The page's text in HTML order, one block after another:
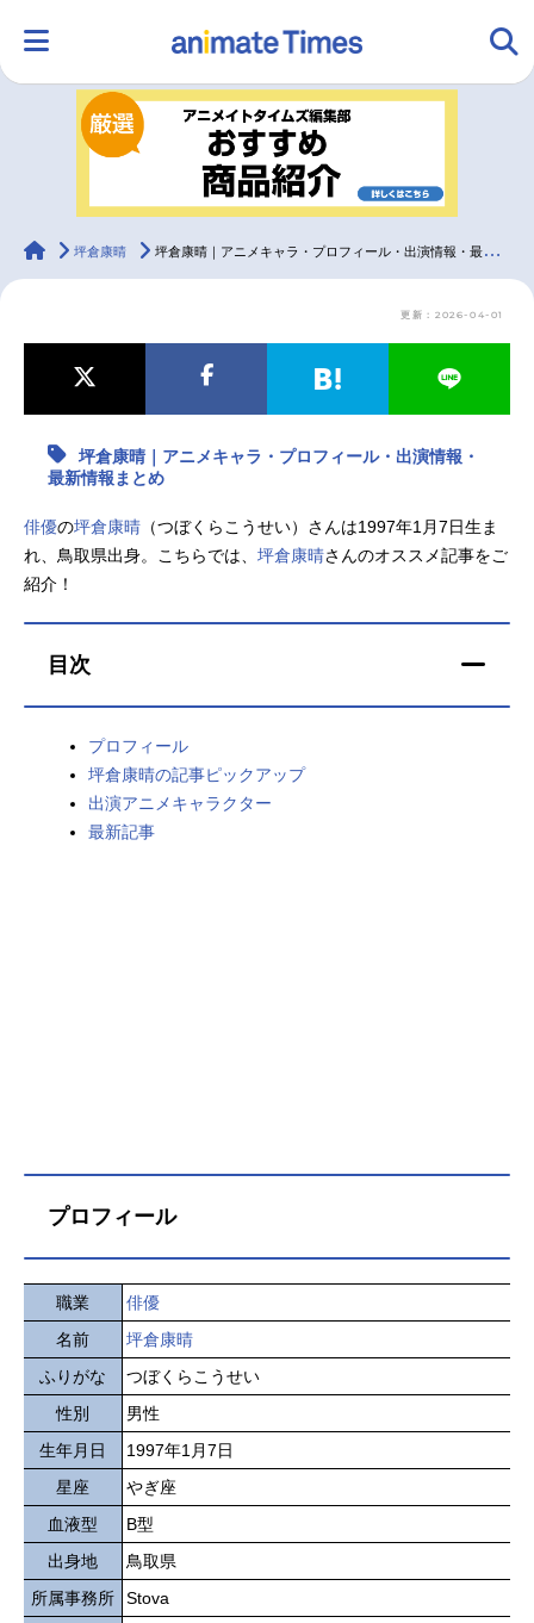
ランキング アニメ
ラジオ グッズ
最新記事一覧
アニメ記事一覧 声優記事一覧
アニメ映画一覧
今期アニメ曜日別一覧
春アニメ
男性声優/女性声優一覧
animateTimes
坪倉康晴 坪倉康晴｜アニメキャラ・プロフィール・出演情報・最新情報まとめ
更新：2026-04-01
坪倉康晴｜アニメキャラ・プロフィール・出演情報・
最新情報まとめ
俳優の坪倉康晴 （つぼくらこうせい）さんは1997年1月7日生ま
れ、鳥取県出身。こちらでは、 坪倉康晴さんのオススメ記事をご
紹介！
目次
プロフィール
坪倉康晴の記事ピックアップ
出演アニメキャラクター
最新記事
プロフィール
職業
俳優
名前
坪倉康晴
ふりがな
つぼくらこうせい
性別
男性
生年月日
1997年1月7日
星座
やぎ座
血液型
B型
出身地
鳥取県
所属事務所
Stova